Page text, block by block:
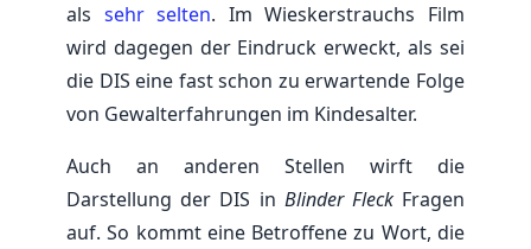
als sehr selten. Im Wieskerstrauchs Film
wird dagegen der Eindruck erweckt, als sei
die DIS eine fast schon zu erwartende Folge
von Gewalterfahrungen im Kindesalter.
Auch an anderen Stellen wirft die
Darstellung der DIS in Blinder FleckFragen
auf. So kommt eine Betroffene zu Wort, die